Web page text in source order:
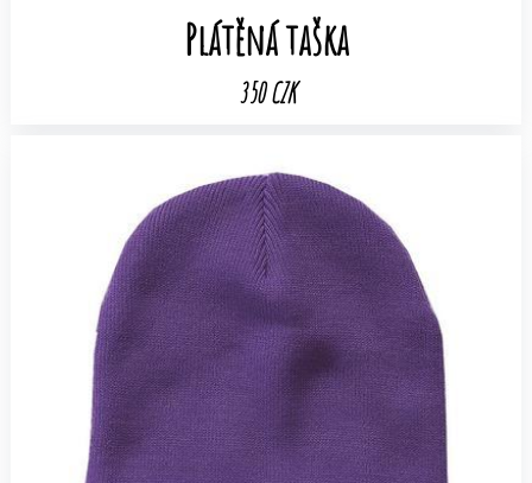
Plátěná taška
350 CZK